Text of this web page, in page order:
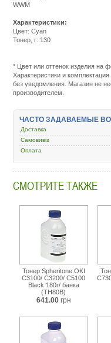
WWM
Характеристики:
Цвет: Cyan
Тонер, г: 130
rashodnye-
materialy/2809-
toner-
dlya-
i-
mfu/2701-
epson-
aculaser-
c1900-
minolta-
mc-
2400-
cyan-
130-
tb79c.html
* Цвет или оттенок изделия на
Характеристики и
без уведомления. Магазин не
производителем.
ЧАСТО ЗАДАВАЕМЫЕ
Доставка
Самовивіз
Оплата
СМОТРИТЕ ТАКЖЕ
Тонер Spheritone OKI
C3100/ C3200/ C5100
Black 180г/ банка
(TH80B)
641.00 грн